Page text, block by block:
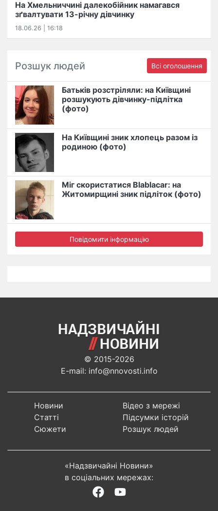
На Хмельниччині далекобійник намагався
зґвалтувати 13-річну дівчинку
18.06.26 | 16:18
Розшук людей Всі оголошення
Батьків розстріляли: на Київщині
розшукують дівчинку-підлітка
(фото)
На Київщині зник хлопець разом із
родиною (фото)
Міг скористатися Blablacar: на
Житомирщині зник підліток (фото)
Повідомити інформацію
© 2015-2026
E-mail: info@nnovosti.info
Новини
Статті
Сюжети
Відео з мережі
Підсумки історій
Розшук людей
«Надзвичайні Новини»
в соціальних мережах: